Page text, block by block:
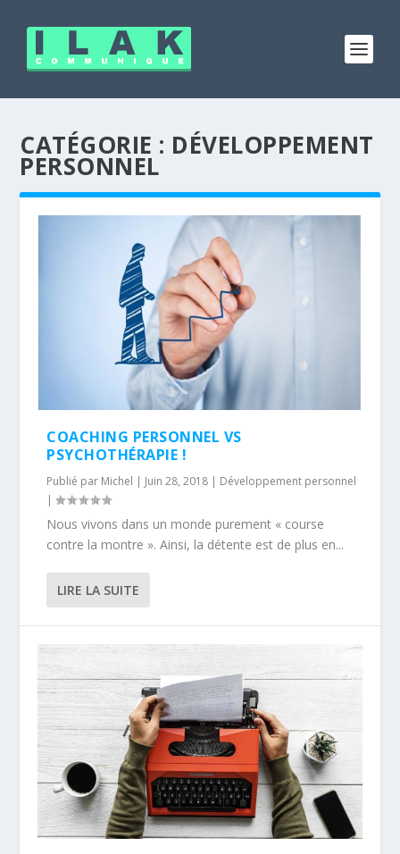
CATÉGORIE : DÉVELOPPEMENT
PERSONNEL
COACHING PERSONNEL VS
PSYCHOTHÉRAPIE !
Publié par Michel | Juin 28, 2018 | Développement personnel
|
Nous vivons dans un monde purement « course
contre la montre ». Ainsi, la détente est de plus en...
LIRE LA SUITE